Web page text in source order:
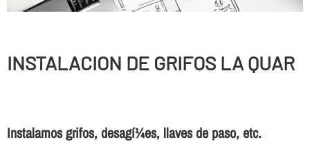
INSTALACION DE GRIFOS LA QUAR
Instalamos grifos, desagí¼es, llaves de paso, etc.